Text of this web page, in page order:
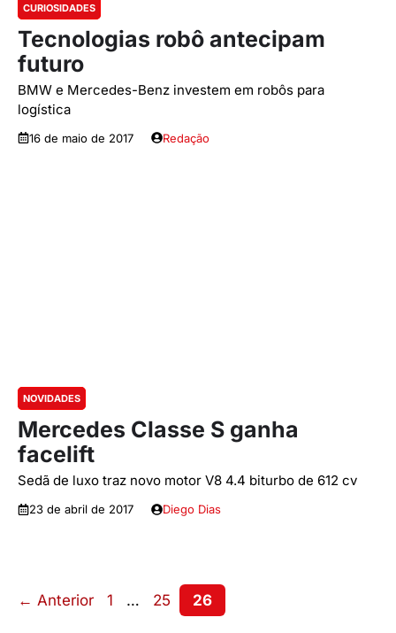
CURIOSIDADES
Tecnologias robô antecipam
futuro
BMW e Mercedes-Benz investem em robôs para
logística
16 de maio de 2017 Redação
NOVIDADES
Mercedes Classe S ganha
facelift
Sedã de luxo traz novo motor V8 4.4 biturbo de 612 cv
23 de abril de 2017 Diego Dias
← Anterior Page
1 … Page
25 Page
26